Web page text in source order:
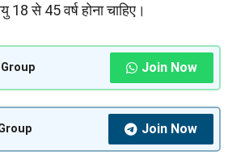
से 45 वर्ष होना चाहिए।
Join Now
Join Now